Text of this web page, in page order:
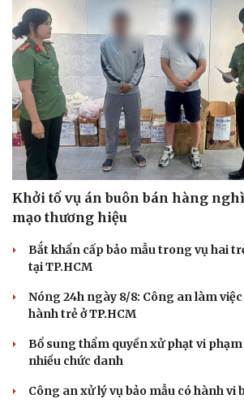
Khởi tố vụ án buôn bán hàng
mạo thương hiệu
Bắt khẩn cấp bảo mẫu trong vụ hai
tại TP.HCM
Nóng 24h ngày 8/8: Công an làm
hành trẻ ở TP.HCM
Bổ sung thẩm quyền xử phạt vi
nhiều chức danh
Công an xử lý vụ bảo mẫu có hành vi